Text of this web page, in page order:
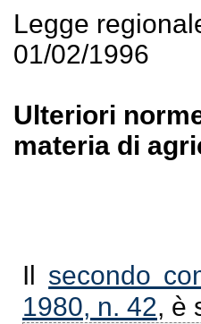
Legge
01/02/1996
Ulteriori
materia di
Il secondo
1980, n. 42, è